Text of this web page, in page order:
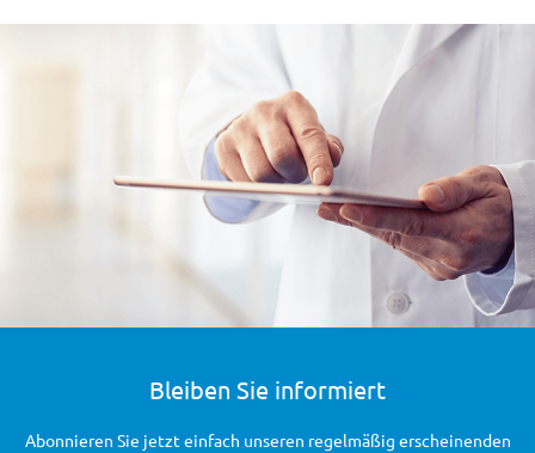
Bleiben Sie informiert
Abonnieren Sie jetzt einfach unseren regelmäßig erscheinenden